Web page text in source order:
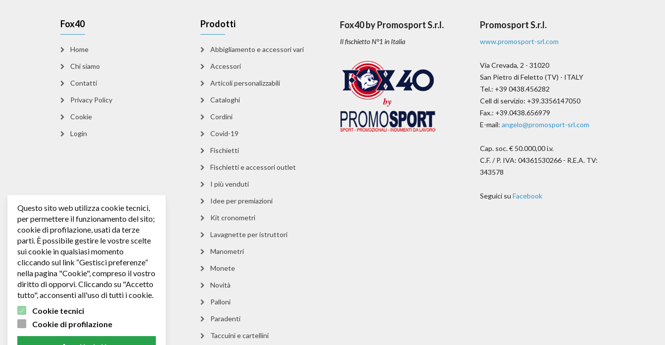
Fox40
Home
Chi siamo
Contatti
Privacy Policy
Cookie
Login
Prodotti
Abbigliamento e accessori vari
Accessori
Articoli personalizzabili
Cataloghi
Cordini
Covid-19
Fischietti
Fischietti e accessori outlet
I più venduti
Idee per premiazioni
Kit cronometri
Lavagnette per istruttori
Manometri
Monete
Novità
Palloni
Paradenti
Taccuini e cartellini
Fox40 by Promosport S.r.l.
Il fischietto N°1 in Italia
Promosport S.r.l.
www.promosport-srl.com
Via Crevada, 2 - 31020
San Pietro di Feletto (TV) - ITALY
Tel.: +39 0438.456282
Cell di servizio: +39.3356147050
Fax.: +39.0438.656979
E-mail: angelo@promosport-srl.com
Cap. soc. € 50.000,00 i.v.
C.F. / P. IVA: 04361530266 - R.E.A. TV:
343578
Seguici su Facebook
Questo sito web utilizza cookie tecnici,
per permettere il funzionamento del sito;
cookie di profilazione, usati da terze
parti. È possibile gestire le vostre scelte
sui cookie in qualsiasi momento
cliccando sul link “Gestisci preferenze”
nella pagina "Cookie", compreso il vostro
diritto di opporvi. Cliccando su "Accetto
tutto", acconsenti all'uso di tutti i cookie.
Cookie tecnici
Cookie di profilazione